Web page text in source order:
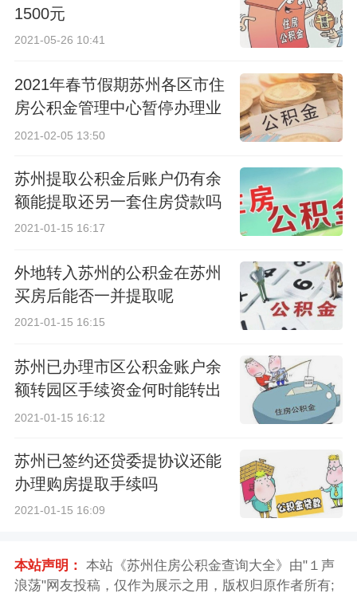
1500元
2021-05-26 10:41
2021年春节假期苏州各区市住
房公积金管理中心暂停办理业
务
2021-02-05 13:50
苏州提取公积金后账户仍有余
额能提取还另一套住房贷款吗
2021-01-15 16:17
外地转入苏州的公积金在苏州
买房后能否一并提取呢
2021-01-15 16:15
苏州已办理市区公积金账户余
额转园区手续资金何时能转出
呢
2021-01-15 16:12
苏州已签约还贷委提协议还能
办理购房提取手续吗
2021-01-15 16:09
本站声明： 本站《苏州住房公积金查询大全》由"１声
浪荡"网友投稿，仅作为展示之用，版权归原作者所有;